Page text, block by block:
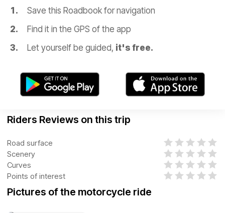
Save this Roadbook for navigation
Find it in the GPS of the app
Let yourself be guided, it's free.
Riders Reviews on this trip
Road surface
Scenery
Curves
Points of interest
Pictures of the motorcycle ride